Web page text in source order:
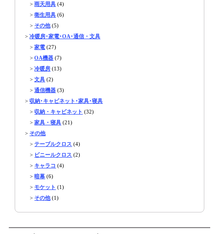
>雨天用具 (4)
>衛生用具 (6)
> その他(5)
>冷暖房･家電･OA･通信・文具
>家電 (27)
>OA機器 (7)
>冷暖房 (13)
>文具 (2)
>通信機器 (3)
>収納･キャビネット･家具･寝具
>収納・キャビネット (32)
>家具・寝具 (21)
> その他
>テーブルクロス (4)
> ビニールクロス (2)
> キャラコ (4)
>暗幕 (6)
>モケット (1)
> その他(1)